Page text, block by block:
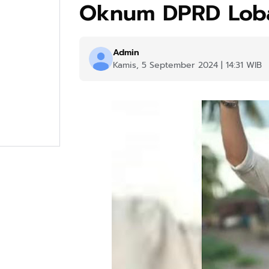
Oknum DPRD
Admin
Kamis, 5 September 2024 | 14:31 WIB